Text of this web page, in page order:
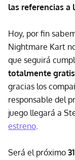
las referencias a
Hoy, por fin
Nightmare Kart
que seguirá
totalmente gratis
gracias los
responsable del
juego llegará a
estreno.
Será el próximo